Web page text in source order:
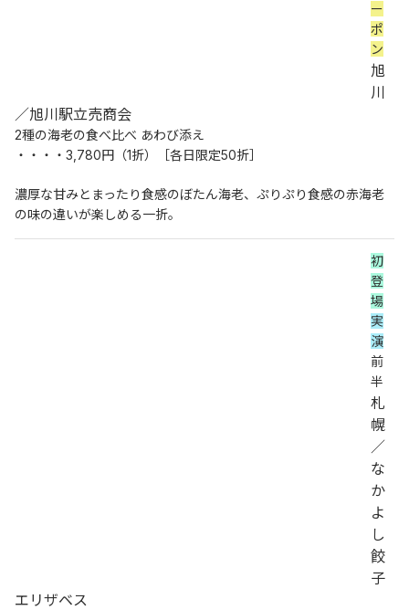
ー
ポ
ン
旭
川
／旭川駅立売商会
2種の海老の食べ比べ あわび添え
・・・・3,780円（1折）［各日限定50折］
濃厚な甘みとまったり食感のぼたん海老、ぷりぷり食感の赤海老
の味の違いが楽しめる一折。
初
登
場
実
演
前
半
札
幌
／
な
か
よ
し
餃
子
エリザベス